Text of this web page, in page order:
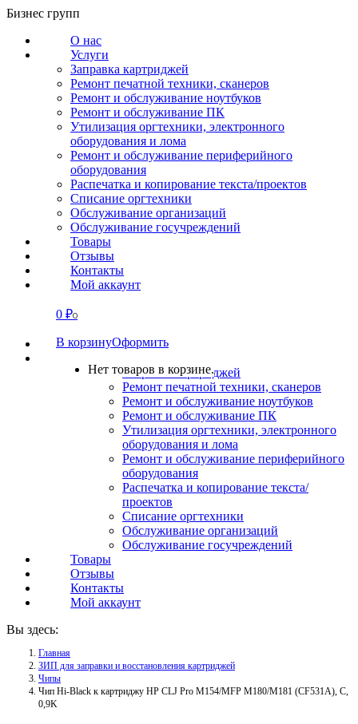
Перейти
содержанию
Бизнес групп
О нас
Услуги
Заправка картриджей
Ремонт печатной техники, сканеров
Ремонт и обслуживание ноутбуков
Ремонт и обслуживание ПК
Утилизация оргтехники, электронного
оборудования и лома
Ремонт и обслуживание периферийного
оборудования
Распечатка и копирование текста/проектов
Списание оргтехники
Обслуживание организаций
Обслуживание госучреждений
Товары
Отзывы
Контакты
Мой аккаунт
0 ₽0
В корзинуОформить
Нет товаров в корзине.
СВЯЗАТЬСЯ
О нас
Заправка картриджей
Ремонт печатной техники, сканеров
Ремонт и обслуживание ноутбуков
Ремонт и обслуживание ПК
Утилизация оргтехники, электронного
оборудования и лома
Ремонт и обслуживание периферийного
оборудования
Распечатка и копирование текста/
проектов
Списание оргтехники
Обслуживание организаций
Обслуживание госучреждений
Товары
Отзывы
Контакты
Мой аккаунт
Вы здесь:
Главная
ЗИП для заправки и восстановления картриджей
Чипы
Чип Hi-Black к картриджу HP CLJ Pro M154/MFP M180/M181 (CF531A), C,
0,9K